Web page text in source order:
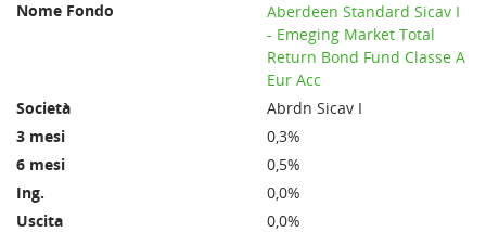
Aberdeen Standard Sicav I
- Emeging Market Total
Return Bond Fund Classe A
Eur Acc
Abrdn Sicav I
0,3%
0,5%
0,0%
0,0%